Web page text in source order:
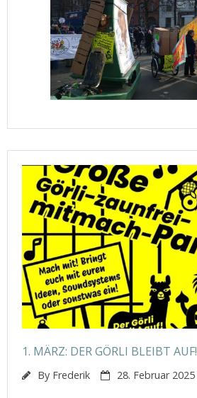
1. MÄRZ: DER GÖRLI BLEIBT AUF!
By Frederik 28. Februar 2025